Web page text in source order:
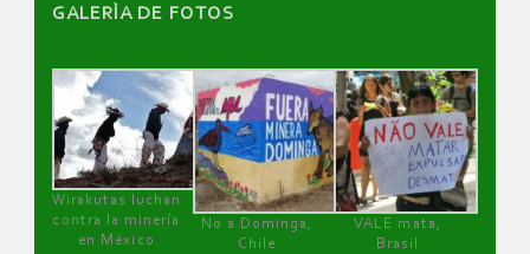
GALERÌA DE FOTOS
Wirakutas luchan
contra la minería
en México
No a Dominga,
Chile
VALE mata,
Brasil